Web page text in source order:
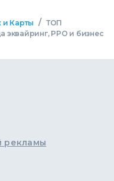
и Карты / ТОП
эквайринг, РРО и бизнес
рекламы